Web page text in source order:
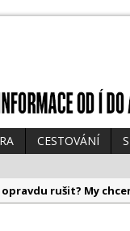
CESTOVÁNÍ
rušit? My